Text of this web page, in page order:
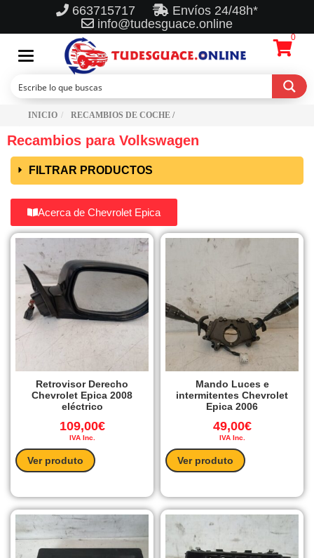
663715717
Envíos 24/48h*
info@tudesguace.online
Toggle
navigation
0
INICIO RECAMBIOS DE COCHE /
Recambios para Volkswagen
FILTRAR PRODUCTOS
Acerca de Chevrolet Epica
Retrovisor Derecho
Chevrolet Epica 2008
eléctrico
109,00€
IVA Inc.
Ver produto
Mando Luces e
intermitentes Chevrolet
Epica 2006
49,00€
IVA Inc.
Ver produto